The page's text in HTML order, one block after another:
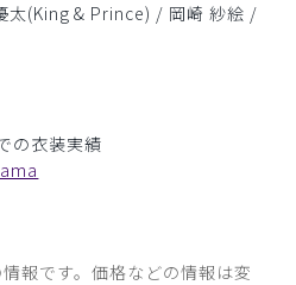
太(King & Prince) / 岡崎 紗絵 /
の衣装実績
報です。価格などの情報は変